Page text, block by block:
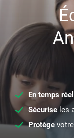
En temps réel
Sécuriseles
Protège